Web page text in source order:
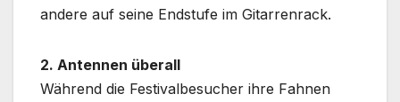
andere auf seine Endstufe im Gitarrenrack.
2. Antennen überall
Während die Festivalbesucher ihre Fahnen